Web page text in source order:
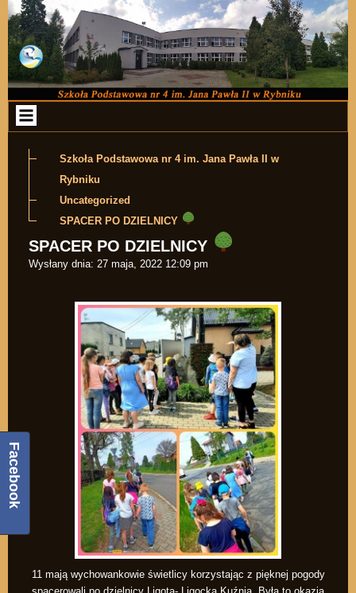
Przejdź do zawartości
Szkoła Podstawowa nr 4 im. Jana Pawła II w
Rybniku
Uncategorized
SPACER PO DZIELNICY
SPACER PO DZIELNICY
Wysłany dnia: 27 maja, 2022 12:09 pm
11 mają wychowankowie świetlicy korzystając z pięknej pogody
Facebook